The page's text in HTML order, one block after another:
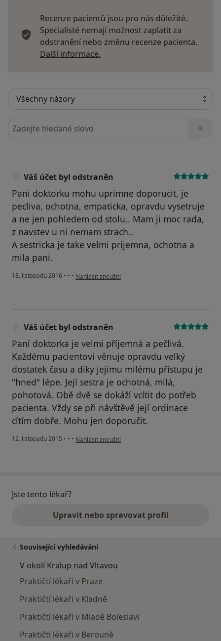
Recenze pacientů jsou pro nás důležité.
Specialisté nemají možnost zaplatit za
odstranění nebo změnu recenze pacienta.
Další informace.
Hledejte v názorech
Váš účet byl odstraněn
Pani doktorku mohu uprimne doporucit, je
pecliva, ochotna, empaticka, opravdu vysetruje
a ne jen pohledem od stolu.. Mam ji moc rada,
z navstev u ni nemam strach..
A sestricka je take velmi prijemna, ochotna a
mila pani.
18. listopadu 2016 • • • podle názoru uživatele Váš účet byl odstraněn
Nahlásit zneužití
Váš účet byl odstraněn
Paní doktorka je velmi příjemná a pečlivá.
Každému pacientovi věnuje opravdu velký
dostatek času a díky jejímu milému přístupu je
"hned" lépe. Její sestra je ochotná, milá,
pohotová. Obě dvě se dokáží vcítit do potřeb
pacienta. Vždy se při návštěvě její ordinace
cítím dobře. Mohu jen doporučit.
12. listopadu 2015 • • • podle názoru uživatele Váš účet byl odstraněn
Nahlásit zneužití
Jste tento lékař?
Upravit nebo spravovat profil
Související vyhledávání
V okolí Kralup nad Vltavou
Praktičtí lékaři v Praze
Praktičtí lékaři v Kladně
Praktičtí lékaři v Mladé Boleslavi
Praktičtí lékaři v Berouně